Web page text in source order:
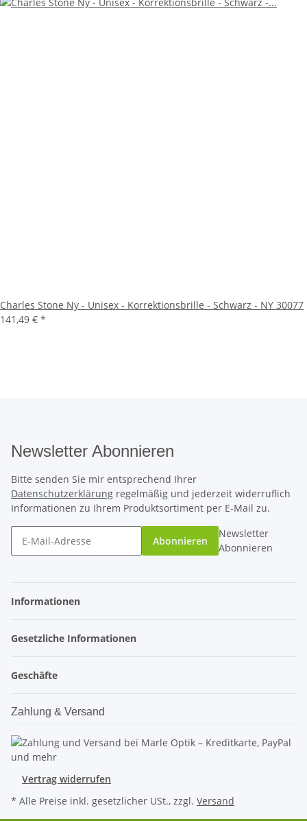
Charles Stone Ny - Unisex - Korrektionsbrille - Schwarz - NY 30077
141,49 € *
Newsletter Abonnieren
Bitte senden Sie mir entsprechend Ihrer
Datenschutzerklärung regelmäßig und jederzeit widerruflich
Informationen zu Ihrem Produktsortiment per E-Mail zu.
Abonnieren
Newsletter
Abonnieren
Informationen
Gesetzliche Informationen
Geschäfte
Zahlung & Versand
Vertrag widerrufen
* Alle Preise inkl. gesetzlicher USt., zzgl. Versand